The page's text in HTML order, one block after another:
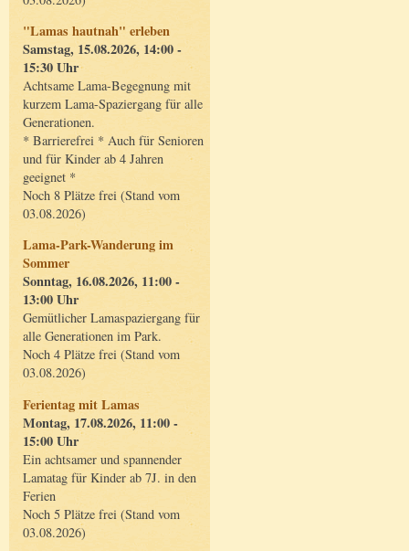
"Lamas hautnah" erleben
Samstag, 15.08.2026, 14:00 -
15:30 Uhr
Achtsame Lama-Begegnung mit
kurzem Lama-Spaziergang für alle
Generationen.
* Barrierefrei * Auch für Senioren
und für Kinder ab 4 Jahren
geeignet *
Noch 8 Plätze frei (Stand vom
03.08.2026)
Lama-Park-Wanderung im
Sommer
Sonntag, 16.08.2026, 11:00 -
13:00 Uhr
Gemütlicher Lamaspaziergang für
alle Generationen im Park.
Noch 4 Plätze frei (Stand vom
03.08.2026)
Ferientag mit Lamas
Montag, 17.08.2026, 11:00 -
15:00 Uhr
Ein achtsamer und spannender
Lamatag für Kinder ab 7J. in den
Ferien
Noch 5 Plätze frei (Stand vom
03.08.2026)